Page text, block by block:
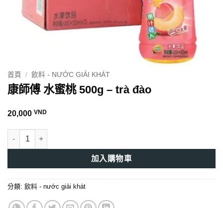
首頁 / 飲料 - NƯỚC GIẢI KHÁT
康師傅 水蜜桃 500g – trà đào
20,000 VND
康師傅 水蜜桃 500g - trà đào 數量
加入購物車
分類: 飲料 - nước giải khát